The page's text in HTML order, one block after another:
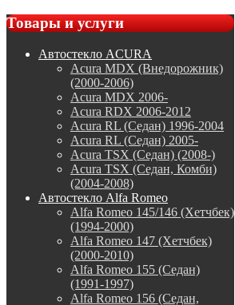
Товарыи услуги
Автостекло ACURA
Acura MDX (Внедорожник)
(2000-2006)
Acura MDX 2006-
Acura RDX 2006-2012
Acura RL (Седан) 1996-2004
Acura RL (Седан) 2005-
Acura TSX (Седан) (2008-)
Acura TSX (Седан, Комби)
(2004-2008)
Автостекло Alfa Romeo
Alfa Romeo 145/146 (Хетчбек)
(1994-2000)
Alfa Romeo 147 (Хетчбек)
(2000-2010)
Alfa Romeo 155 (Седан)
(1991-1997)
Alfa Romeo 156 (Седан,